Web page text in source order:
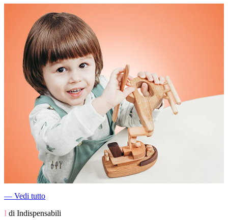
― Vedi tutto
I di Indispensabili